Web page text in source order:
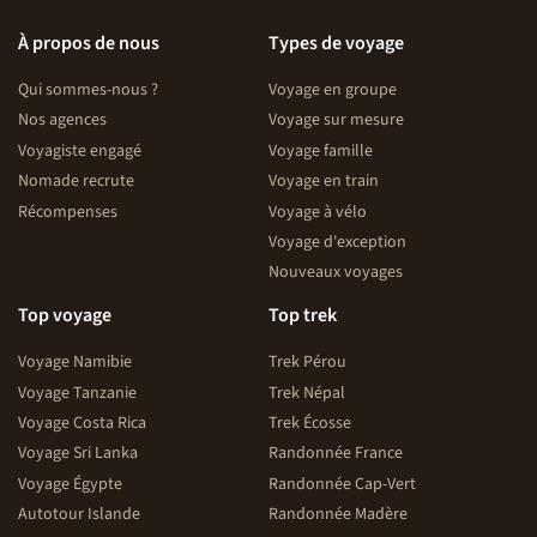
À propos de nous
Qui sommes-nous ?
Nos agences
Voyagiste engagé
Nomade recrute
Récompenses
Types de voyage
Voyage en groupe
Voyage sur mesure
Voyage famille
Voyage en train
Voyage à vélo
Voyage d'exception
Nouveaux voyages
Top voyage
Voyage Namibie
Voyage Tanzanie
Voyage Costa Rica
Voyage Sri Lanka
Voyage Égypte
Autotour Islande
Top trek
Trek Pérou
Trek Népal
Trek Écosse
Randonnée France
Randonnée Cap-Vert
Randonnée Madère